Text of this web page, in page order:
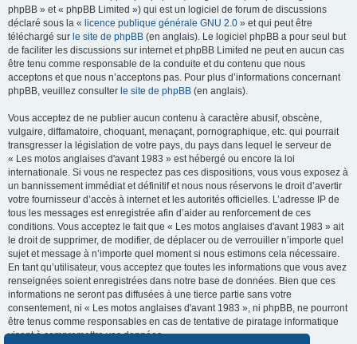
phpBB » et « phpBB Limited ») qui est un logiciel de forum de discussions
déclaré sous la « licence publique générale GNU 2.0 » et qui peut être
téléchargé sur le site de phpBB (en anglais). Le logiciel phpBB a pour seul but
de faciliter les discussions sur internet et phpBB Limited ne peut en aucun cas
être tenu comme responsable de la conduite et du contenu que nous
acceptons et que nous n’acceptons pas. Pour plus d’informations concernant
phpBB, veuillez consulter le site de phpBB (en anglais).
Vous acceptez de ne publier aucun contenu à caractère abusif, obscène,
vulgaire, diffamatoire, choquant, menaçant, pornographique, etc. qui pourrait
transgresser la législation de votre pays, du pays dans lequel le serveur de
« Les motos anglaises d'avant 1983 » est hébergé ou encore la loi
internationale. Si vous ne respectez pas ces dispositions, vous vous exposez à
un bannissement immédiat et définitif et nous nous réservons le droit d’avertir
votre fournisseur d’accès à internet et les autorités officielles. L’adresse IP de
tous les messages est enregistrée afin d’aider au renforcement de ces
conditions. Vous acceptez le fait que « Les motos anglaises d'avant 1983 » ait
le droit de supprimer, de modifier, de déplacer ou de verrouiller n’importe quel
sujet et message à n’importe quel moment si nous estimons cela nécessaire.
En tant qu’utilisateur, vous acceptez que toutes les informations que vous avez
renseignées soient enregistrées dans notre base de données. Bien que ces
informations ne seront pas diffusées à une tierce partie sans votre
consentement, ni « Les motos anglaises d'avant 1983 », ni phpBB, ne pourront
être tenus comme responsables en cas de tentative de piratage informatique
visant à compromettre vos données.